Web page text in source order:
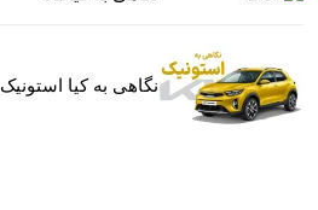
نگاهی به کیا استونیک